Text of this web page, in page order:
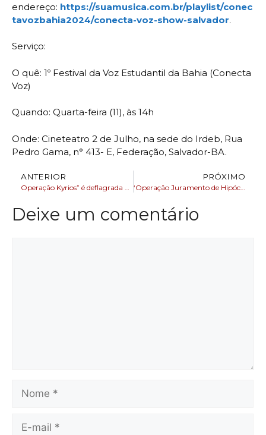
endereço: https://suamusica.com.br/playlist/conec
tavozbahia2024/conecta-voz-show-salvador.
Serviço:
O quê: 1º Festival da Voz Estudantil da Bahia (Conecta
Voz)
Quando: Quarta-feira (11), às 14h
Onde: Cineteatro 2 de Julho, na sede do Irdeb, Rua
Pedro Gama, n° 413- E, Federação, Salvador-BA.
ANTERIOR PRÓXIMO
‘Operação Juramento de Hipócrates’ é deflagrada contra investigados por fraudar pedidos de reembolsos de plano de saúde
Deixe um comentário